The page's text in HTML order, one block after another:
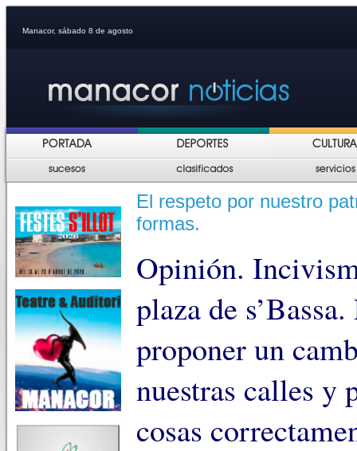
Manacor, sábado 8 de agosto
El respeto por nuestro
formas.
Opinión.
plaza de
proponer un
nuestras calles y
cosas